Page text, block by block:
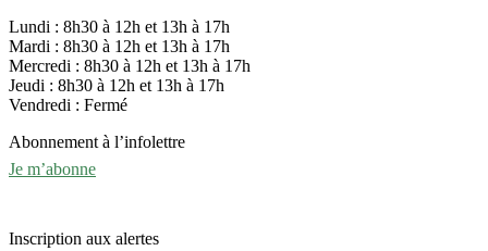
Lundi : 8h30 à 12h et 13h à 17h
Mardi : 8h30 à 12h et 13h à 17h
Mercredi : 8h30 à 12h et 13h à 17h
Jeudi : 8h30 à 12h et 13h à 17h
Vendredi : Fermé
Abonnement à l’infolettre
Je m’abonne
Inscription aux alertes